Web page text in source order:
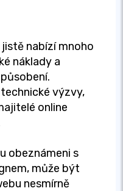
nabízí mnoho
náklady a
výzvy,
online
obeznámeni s
může být
nesmírně